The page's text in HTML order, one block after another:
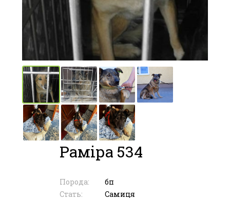
Раміра 534
Порода:
Стать:
бп
Самиця